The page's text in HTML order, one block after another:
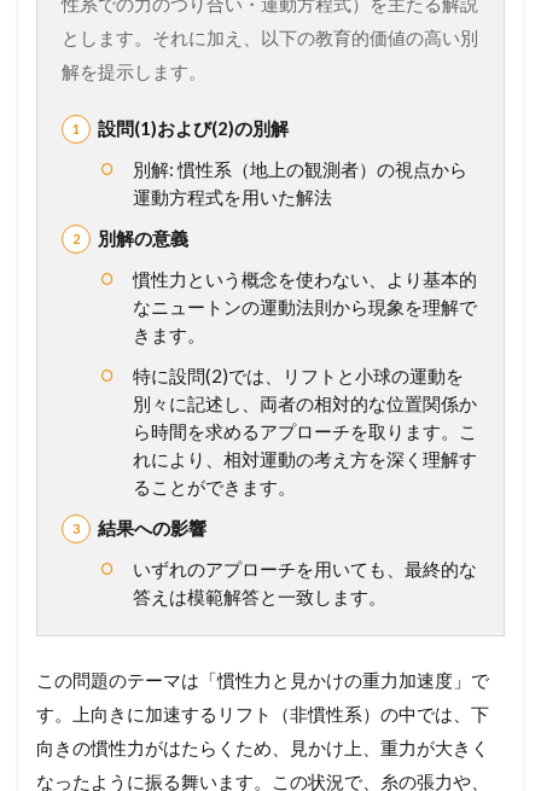
6
1
性
力
1.4
1
6
2
遠
心
力
メ
プ
が
必
す
とします。それに加え、以下の教育的価値の高い別
解を提示します。
設問(1)および(2)の別解
別解: 慣性系（地上の観測者）の視点から
運動方程式を用いた解法
別解の意義
慣性力という概念を使わない、より基本的
なニュートンの運動法則から現象を理解で
きます。
特に設問(2)では、リフトと小球の運動を
別々に記述し、両者の相対的な位置関係か
ら時間を求めるアプローチを取ります。こ
れにより、相対運動の考え方を深く理解す
ることができます。
結果への影響
いずれのアプローチを用いても、最終的な
答えは模範解答と一致します。
この問題のテーマは「慣性力と見かけの重力加速度」で
す。上向きに加速するリフト（非慣性系）の中では、下
向きの慣性力がはたらくため、見かけ上、重力が大きく
なったように振る舞います。この状況で、糸の張力や、